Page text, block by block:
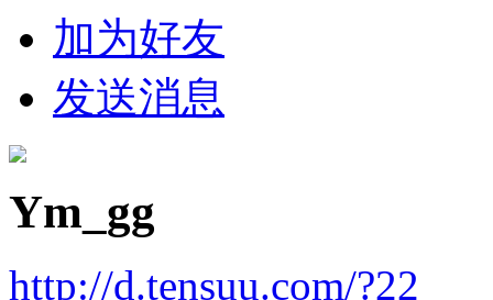
加为好友
发送消息
Ym_gg
http://d.tensuu.com/?22